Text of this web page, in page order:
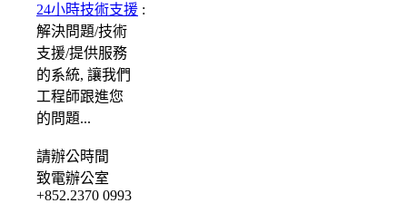
24小時技術支援 :
解決問題/技術
支援/提供服務
的系統, 讓我們
工程師跟進您
的問題...
請辦公時間
致電辦公室
+852.2370 0993